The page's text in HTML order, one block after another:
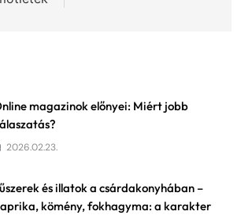
magazinok előnyei: Miért jobb
2026.02.23.
és illatok a csárdakonyhában –
kömény, fokhagyma: a karakter